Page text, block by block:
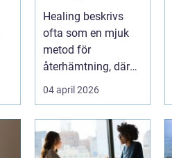
mer livskraft i
vardagen
Healing beskrivs
ofta som en mjuk
metod för
återhämtning, där
beröring eller
närvaro kombineras
med ...
04 april 2026